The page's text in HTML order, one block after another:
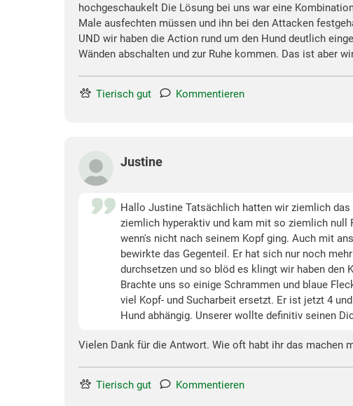
hochgeschaukelt Die Lösung bei uns war eine
Male ausfechten müssen und ihn bei den Attacken
UND wir haben die Action rund um den Hund deutlich
Wänden abschalten und zur Ruhe kommen. Das ist aber
Tierisch gut Kommentieren
Justine
Hallo Justine Tatsächlich hatten wir ziemlich
ziemlich hyperaktiv und kam mit so ziemlich null
wenn's nicht nach seinem Kopf ging. Auch mit
bewirkte das Gegenteil. Er hat sich nur noch
durchsetzen und so blöd es klingt wir haben den
Brachte uns so einige Schrammen und blaue
viel Kopf- und Sucharbeit ersetzt. Er ist jetzt 4
Hund abhängig. Unserer wollte definitiv seinen
Vielen Dank für die Antwort. Wie oft habt ihr das machen
Tierisch gut Kommentieren